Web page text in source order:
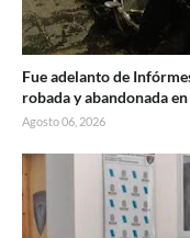
Fue adelanto de
robada y abandonada
Agosto 06, 2026